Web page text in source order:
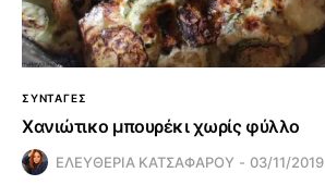
ΣΥΝΤΑΓΕΣ
Χανιώτικο μπουρέκι χωρίς φύλλο
ΕΛΕΥΘΕΡΙΑ ΚΑΤΣΑΦΑΡΟΥ 03/11/2019